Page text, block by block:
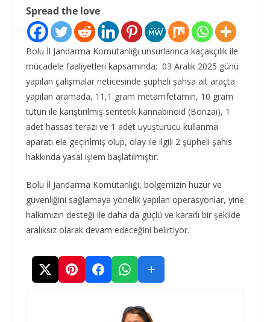
Spread the love
Bolu İl Jandarma Komutanlığı unsurlarınca kaçakçılık ile
mücadele faaliyetleri kapsamında; 03 Aralık 2025 günü
yapılan çalışmalar neticesinde şüpheli şahsa ait araçta
yapılan aramada, 11,1 gram metamfetamin, 10 gram
tütün ile karıştırılmış sentetik kannabinoid (Bonzai), 1
adet hassas terazi ve 1 adet uyuşturucu kullanma
aparatı ele geçirilmiş olup, olay ile ilgili 2 şüpheli şahıs
hakkında yasal işlem başlatılmıştır.
Bolu İl Jandarma Komutanlığı, bölgemizin huzur ve
güvenliğini sağlamaya yönelik yapılan operasyonlar, yine
halkımızın desteği ile daha da güçlü ve kararlı bir şekilde
aralıksız olarak devam edeceğini belirtiyor.